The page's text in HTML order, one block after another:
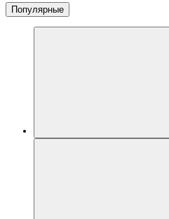
Популярные